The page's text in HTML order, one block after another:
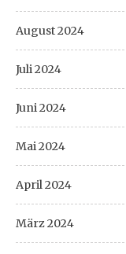
August 2024
Juli 2024
Juni 2024
Mai 2024
April 2024
März 2024